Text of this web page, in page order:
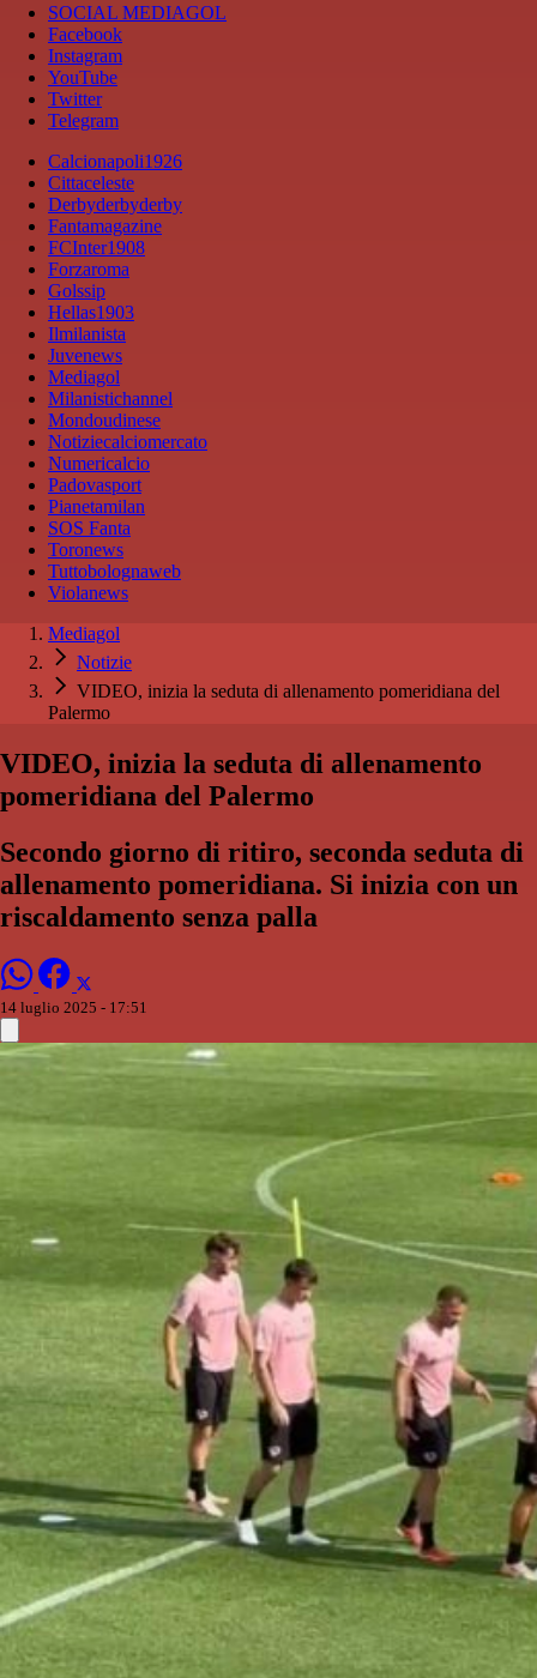
SOCIAL MEDIAGOL
Facebook
Instagram
YouTube
Twitter
Telegram
Calcionapoli1926
Cittaceleste
Derbyderbyderby
Fantamagazine
FCInter1908
Forzaroma
Golssip
Hellas1903
Ilmilanista
Juvenews
Mediagol
Milanistichannel
Mondoudinese
Notiziecalciomercato
Numericalcio
Padovasport
Pianetamilan
SOS Fanta
Toronews
Tuttobolognaweb
Violanews
Mediagol
Notizie
VIDEO, inizia la seduta di allenamento pomeridiana del
Palermo
VIDEO, inizia la seduta di allenamento
pomeridiana del Palermo
Secondo giorno di ritiro, seconda seduta di
allenamento pomeridiana. Si inizia con un
riscaldamento senza palla
14 luglio 2025 - 17:51